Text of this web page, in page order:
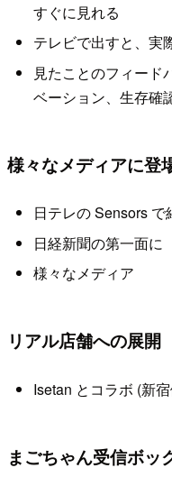
すぐに見れる
テレビで出すと、実
見たことのフィード
ベーション、生存確
様々なメディアに登
日テレの Sensors で
日経新聞の第一面に
様々なメディア
リアル店舗への展開
Isetan とコラボ (新
まごちゃん受信ボッ